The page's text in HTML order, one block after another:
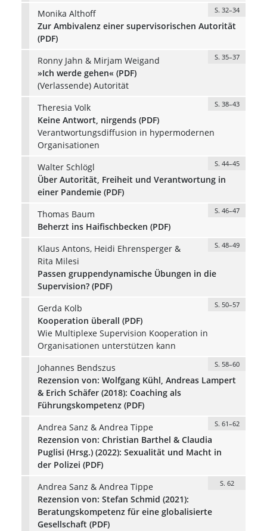
Monika Althoff
S. 32–34
Zur Ambivalenz einer supervisorischen Autorität
(PDF)
Ronny Jahn & Mirjam Weigand
S. 35–37
»Ich werde gehen« (PDF)
(Verlassende) Autorität
Theresia Volk
S. 38–43
Keine Antwort, nirgends (PDF)
Verantwortungsdiffusion in hypermodernen
Organisationen
Walter Schlögl
S. 44–45
Über Autorität, Freiheit und Verantwortung in
einer Pandemie (PDF)
Thomas Baum
S. 46–47
Beherzt ins Haifischbecken (PDF)
Klaus Antons, Heidi Ehrensperger &
Rita Milesi
S. 48–49
Passen gruppendynamische Übungen in die
Supervision? (PDF)
Gerda Kolb
S. 50–57
Kooperation überall (PDF)
Wie Multiplexe Supervision Kooperation in
Organisationen unterstützen kann
Johannes Bendszus
S. 58–60
Rezension von: Wolfgang Kühl, Andreas Lampert
& Erich Schäfer (2018): Coaching als
Führungskompetenz (PDF)
Andrea Sanz & Andrea Tippe
S. 61–62
Rezension von: Christian Barthel & Claudia
Puglisi (Hrsg.) (2022): Sexualität und Macht in
der Polizei (PDF)
Andrea Sanz & Andrea Tippe
S. 62
Rezension von: Stefan Schmid (2021):
Beratungskompetenz für eine globalisierte
Gesellschaft (PDF)